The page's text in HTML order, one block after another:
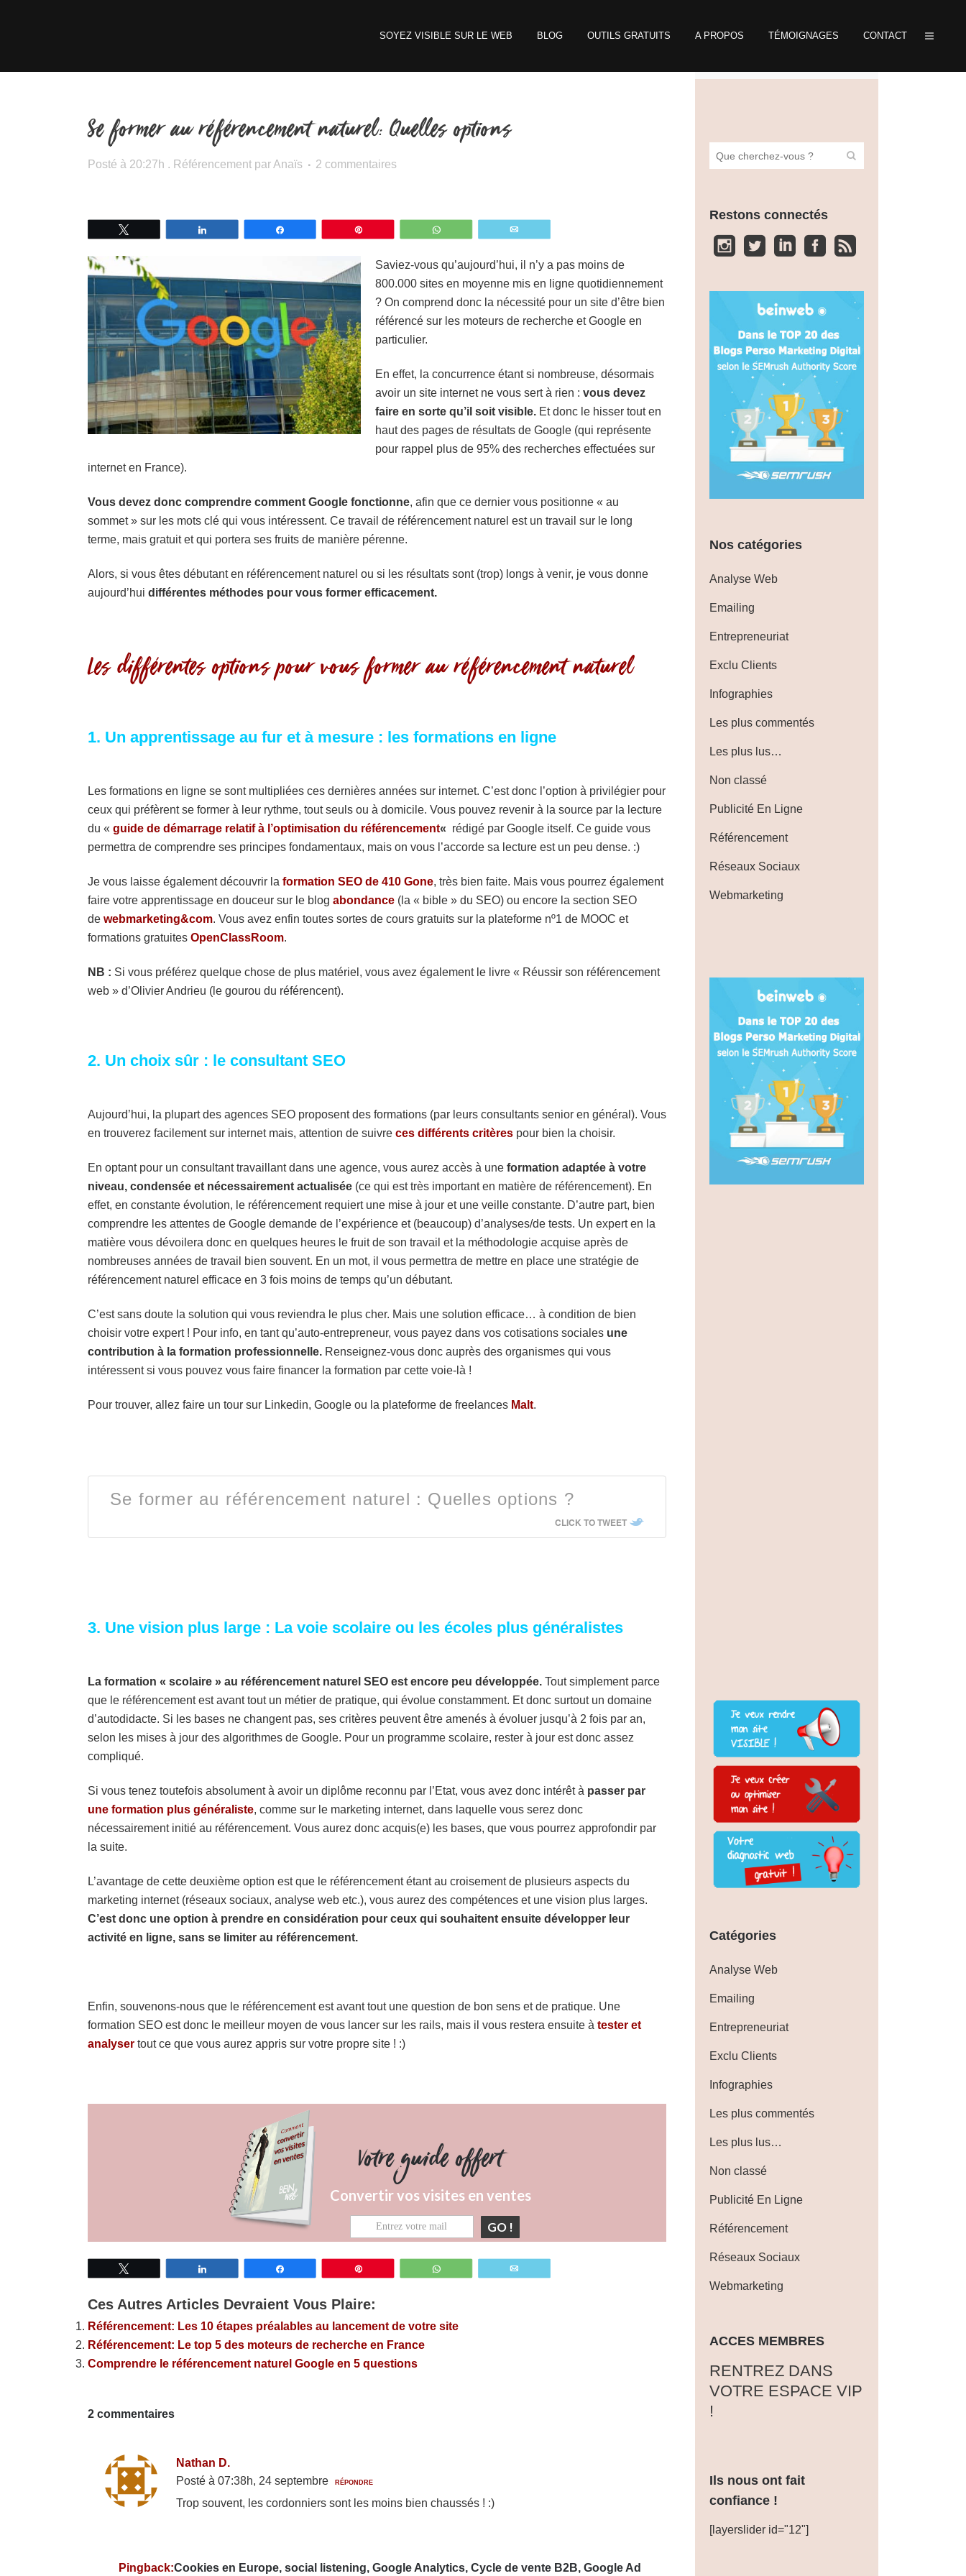
SOYEZ VISIBLE SUR LE WEB BLOG OUTILS GRATUITS A PROPOS TÉMOIGNAGES CONTACT
Se former au référencement naturel: Quelles options
Posté à 20:27h . Référencement parAnaïs 2 commentaires
Saviez-vous qu’aujourd’hui, il n’y a pas moins de
800.000 sites en moyenne mis en ligne quotidiennement
? On comprend donc la nécessité pour un site d’être bien
référencé sur les moteurs de recherche et Google en
particulier.
En effet, la concurrence étant si nombreuse, désormais
avoir un site internet ne vous sert à rien : vous devez
faire en sorte qu’il soit visible. Et donc le hisser tout en
haut des pages de résultats de Google (qui représente
pour rappel plus de 95% des recherches effectuées sur
internet en France).
Vous devez donc comprendre comment Google fonctionne, afin que ce dernier vous positionne « au
sommet » sur les mots clé qui vous intéressent. Ce travail de référencement naturel est un travail sur le long
terme, mais gratuit et qui portera ses fruits de manière pérenne.
Alors, si vous êtes débutant en référencement naturel ou si les résultats sont (trop) longs à venir, je vous donne
aujourd’hui différentes méthodes pour vous former efficacement.
Les différentes options pour vous former au référencement naturel
1. Un apprentissage au fur et à mesure : les formations en ligne
Les formations en ligne se sont multipliées ces dernières années sur internet. C’est donc l’option à privilégier pour
ceux qui préfèrent se former à leur rythme, tout seuls ou à domicile. Vous pouvez revenir à la source par la lecture
du « guide de démarrage relatif à l’optimisation du référencement« rédigé par Google itself. Ce guide vous
permettra de comprendre ses principes fondamentaux, mais on vous l’accorde sa lecture est un peu dense. :)
Je vous laisse également découvrir la formation SEO de 410 Gone, très bien faite. Mais vous pourrez également
faire votre apprentissage en douceur sur le blog abondance (la « bible » du SEO) ou encore la section SEO
de webmarketing&com. Vous avez enfin toutes sortes de cours gratuits sur la plateforme nº1 de MOOC et
formations gratuites OpenClassRoom.
NB : Si vous préférez quelque chose de plus matériel, vous avez également le livre « Réussir son référencement
web » d’Olivier Andrieu (le gourou du référencent).
2. Un choix sûr : le consultant SEO
Aujourd’hui, la plupart des agences SEO proposent des formations (par leurs consultants senior en général). Vous
en trouverez facilement sur internet mais, attention de suivre ces différents critères pour bien la choisir.
En optant pour un consultant travaillant dans une agence, vous aurez accès à une formation adaptée à votre
niveau, condensée et nécessairement actualisée (ce qui est très important en matière de référencement). En
effet, en constante évolution, le référencement requiert une mise à jour et une veille constante. D’autre part, bien
comprendre les attentes de Google demande de l’expérience et (beaucoup) d’analyses/de tests. Un expert en la
matière vous dévoilera donc en quelques heures le fruit de son travail et la méthodologie acquise après de
nombreuses années de travail bien souvent. En un mot, il vous permettra de mettre en place une stratégie de
référencement naturel efficace en 3 fois moins de temps qu’un débutant.
C’est sans doute la solution qui vous reviendra le plus cher. Mais une solution efficace… à condition de bien
choisir votre expert ! Pour info, en tant qu’auto-entrepreneur, vous payez dans vos cotisations sociales une
contribution à la formation professionnelle. Renseignez-vous donc auprès des organismes qui vous
intéressent si vous pouvez vous faire financer la formation par cette voie-là !
Pour trouver, allez faire un tour sur Linkedin, Google ou la plateforme de freelances Malt.
Se former au référencement naturel : Quelles options ?
CLICK TO TWEET
3. Une vision plus large : La voie scolaire ou les écoles plus généralistes
La formation « scolaire » au référencement naturel SEO est encore peu développée. Tout simplement parce
que le référencement est avant tout un métier de pratique, qui évolue constamment. Et donc surtout un domaine
d’autodidacte. Si les bases ne changent pas, ses critères peuvent être amenés à évoluer jusqu’à 2 fois par an,
selon les mises à jour des algorithmes de Google. Pour un programme scolaire, rester à jour est donc assez
compliqué.
Si vous tenez toutefois absolument à avoir un diplôme reconnu par l’Etat, vous avez donc intérêt à passer par
une formation plus généraliste, comme sur le marketing internet, dans laquelle vous serez donc
nécessairement initié au référencement. Vous aurez donc acquis(e) les bases, que vous pourrez approfondir par
la suite.
L’avantage de cette deuxième option est que le référencement étant au croisement de plusieurs aspects du
marketing internet (réseaux sociaux, analyse web etc.), vous aurez des compétences et une vision plus larges.
C’est donc une option à prendre en considération pour ceux qui souhaitent ensuite développer leur
activité en ligne, sans se limiter au référencement.
Enfin, souvenons-nous que le référencement est avant tout une question de bon sens et de pratique. Une
formation SEO est donc le meilleur moyen de vous lancer sur les rails, mais il vous restera ensuite à tester et
analyser tout ce que vous aurez appris sur votre propre site ! :)
Votre guide offert
Convertir vos visites en ventes
GO !
Ces Autres Articles Devraient Vous Plaire:
Référencement: Les 10 étapes préalables au lancement de votre site
Référencement: Le top 5 des moteurs de recherche en France
Comprendre le référencement naturel Google en 5 questions
2 commentaires
Nathan D.
Posté à 07:38h, 24 septembre
RÉPONDRE
Trop souvent, les cordonniers sont les moins bien chaussés ! :)
Pingback:Cookies en Europe, social listening, Google Analytics, Cycle de vente B2B, Google Ad
Restons connectés
Nos catégories
Analyse Web
Emailing
Entrepreneuriat
Exclu Clients
Infographies
Les plus commentés
Les plus lus…
Non classé
Publicité En Ligne
Référencement
Réseaux Sociaux
Webmarketing
Catégories
Analyse Web
Emailing
Entrepreneuriat
Exclu Clients
Infographies
Les plus commentés
Les plus lus…
Non classé
Publicité En Ligne
Référencement
Réseaux Sociaux
Webmarketing
ACCES MEMBRES
‎RENTREZ DANS
VOTRE ESPACE VIP
!
Ils nous ont fait
confiance !
[layerslider id="12"]